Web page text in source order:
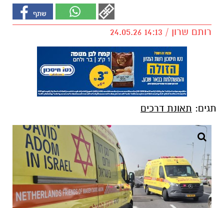
רותם שרון / 14:13 24.05.26
תגים: תאונת דרכים